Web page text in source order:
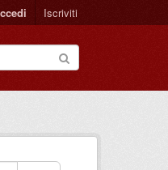
Iscriviti